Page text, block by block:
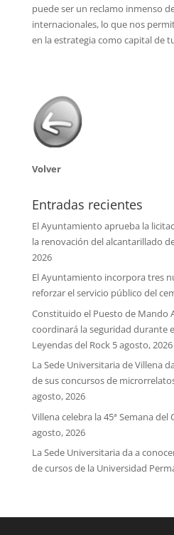
puede ser un reclamo inmenso
internacionales, lo que nos
en la estrategia como capital de
Volver
Entradas recientes
El Ayuntamiento aprueba la
la renovación del alcantarillado
2026
El Ayuntamiento incorpora tres
reforzar el servicio público del
Constituido el Puesto de Mando
coordinará la seguridad durante
Leyendas del Rock 5 agosto, 2026
La Sede Universitaria de Villena
de sus concursos de
agosto, 2026
Villena celebra la 45ª Semana del
agosto, 2026
La Sede Universitaria da a
de cursos de la Universidad